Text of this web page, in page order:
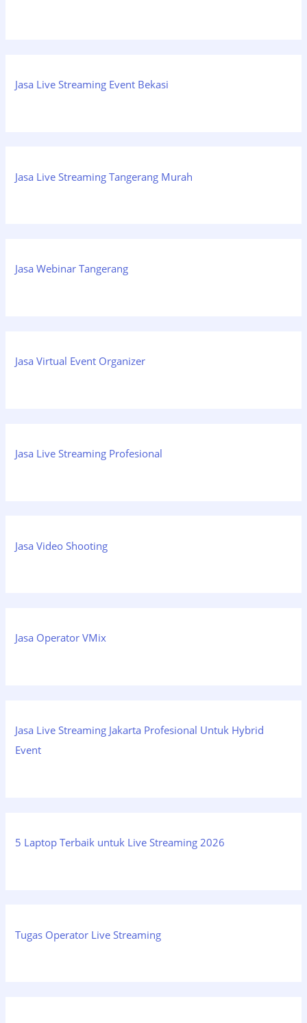
Jasa Live Streaming Event Bekasi
Jasa Live Streaming Tangerang Murah
Jasa Webinar Tangerang
Jasa Virtual Event Organizer
Jasa Live Streaming Profesional
Jasa Video Shooting
Jasa Operator VMix
Jasa Live Streaming Jakarta Profesional Untuk Hybrid
Event
5 Laptop Terbaik untuk Live Streaming 2026
Tugas Operator Live Streaming